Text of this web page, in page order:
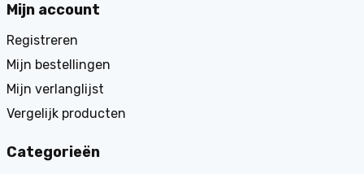
Mijn account
Registreren
Mijn bestellingen
Mijn verlanglijst
Vergelijk producten
Categorieën